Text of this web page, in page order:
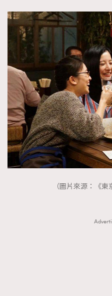
（圖片來源：《東